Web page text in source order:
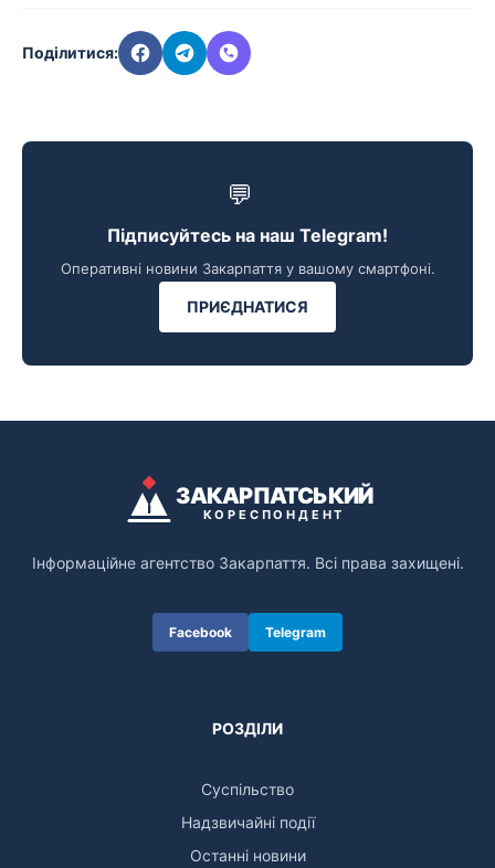
Поділитися:
💬
Підписуйтесь на наш Telegram!
Оперативні новини Закарпаття у вашому смартфоні.
ПРИЄДНАТИСЯ
ЗАКАРПАТСЬКИЙ
КОРЕСПОНДЕНТ
Інформаційне агентство Закарпаття. Всі права захищені.
Facebook Telegram
РОЗДІЛИ
Суспільство
Надзвичайні події
Останні новини